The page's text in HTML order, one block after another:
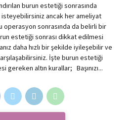
burun estetiği sonrasında
isteyebilirsiniz ancak her ameliyat
operasyon sonrasında da belirli bir
estetiği sonrası dikkat edilmesi
daha hızlı bir şekilde iyileşebilir ve
İşte burun estetiği
gereken altın kurallar; Başınızı...